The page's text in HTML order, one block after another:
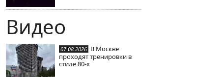
Видео
07-08-2026 В Москве
проходят тренировки в
стиле 80-х